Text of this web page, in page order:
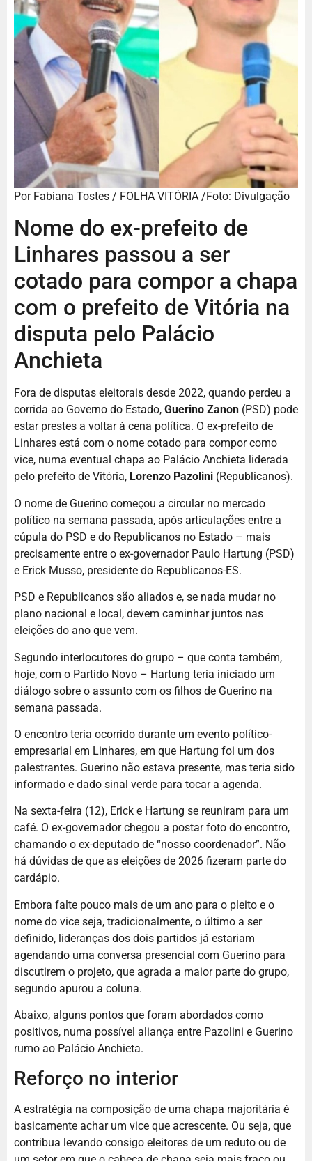
Por Fabiana Tostes / FOLHA VITÓRIA /Foto: Divulgação
Nome do ex-prefeito de
Linhares passou a ser
cotado para compor a chapa
com o prefeito de Vitória na
disputa pelo Palácio
Anchieta
Fora de disputas eleitorais desde 2022, quando perdeu a
corrida ao Governo do Estado, Guerino Zanon (PSD) pode
estar prestes a voltar à cena política. O ex-prefeito de
Linhares está com o nome cotado para compor como
vice, numa eventual chapa ao Palácio Anchieta liderada
pelo prefeito de Vitória, Lorenzo Pazolini (Republicanos).
O nome de Guerino começou a circular no mercado
político na semana passada, após articulações entre a
cúpula do PSD e do Republicanos no Estado – mais
precisamente entre o ex-governador Paulo Hartung (PSD)
e Erick Musso, presidente do Republicanos-ES.
PSD e Republicanos são aliados e, se nada mudar no
plano nacional e local, devem caminhar juntos nas
eleições do ano que vem.
Segundo interlocutores do grupo – que conta também,
hoje, com o Partido Novo – Hartung teria iniciado um
diálogo sobre o assunto com os filhos de Guerino na
semana passada.
O encontro teria ocorrido durante um evento político-
empresarial em Linhares, em que Hartung foi um dos
palestrantes. Guerino não estava presente, mas teria sido
informado e dado sinal verde para tocar a agenda.
Na sexta-feira (12), Erick e Hartung se reuniram para um
café. O ex-governador chegou a postar foto do encontro,
chamando o ex-deputado de “nosso coordenador”. Não
há dúvidas de que as eleições de 2026 fizeram parte do
cardápio.
Embora falte pouco mais de um ano para o pleito e o
nome do vice seja, tradicionalmente, o último a ser
definido, lideranças dos dois partidos já estariam
agendando uma conversa presencial com Guerino para
discutirem o projeto, que agrada a maior parte do grupo,
segundo apurou a coluna.
Abaixo, alguns pontos que foram abordados como
positivos, numa possível aliança entre Pazolini e Guerino
rumo ao Palácio Anchieta.
Reforço no interior
A estratégia na composição de uma chapa majoritária é
basicamente achar um vice que acrescente. Ou seja, que
contribua levando consigo eleitores de um reduto ou de